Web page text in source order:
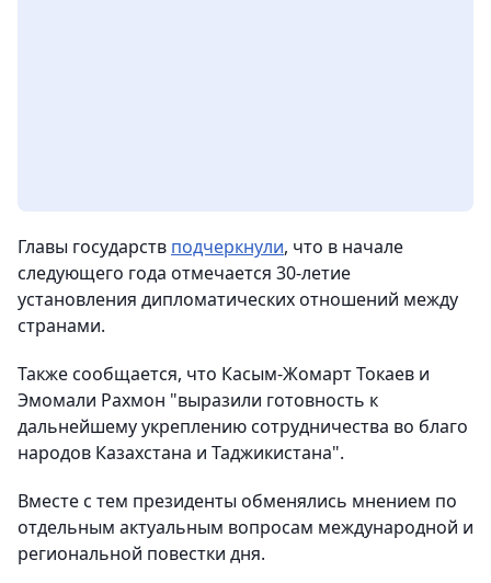
Главы государств подчеркнули, что в начале
следующего года отмечается 30-летие
установления дипломатических отношений между
странами.
Также сообщается, что Касым-Жомарт Токаев и
Эмомали Рахмон "выразили готовность к
дальнейшему укреплению сотрудничества во благо
народов Казахстана и Таджикистана".
Вместе с тем президенты обменялись мнением по
отдельным актуальным вопросам международной и
региональной повестки дня.